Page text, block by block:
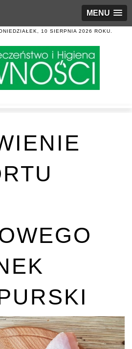
MENU
10 SIERPNIA 2026 ROKU.